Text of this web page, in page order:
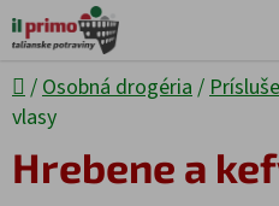
Prejsť na obsah
Domov
/ Osobná drogéria /
vlasy
Hrebene a